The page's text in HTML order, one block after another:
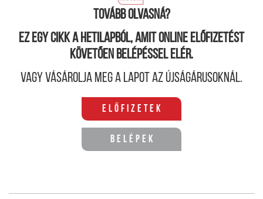
Tovább olvasná?
Ez egy cikk a hetilapból, amit online előfizetést
követően belépéssel elér.
Vagy vásárolja meg a lapot az újságárusoknál.
Előfizetek
Belépek